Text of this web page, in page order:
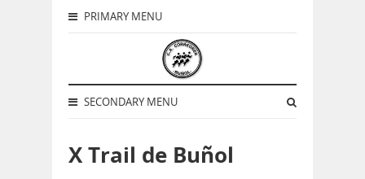
PRIMARY MENU
SECONDARY MENU
X Trail de Buñol